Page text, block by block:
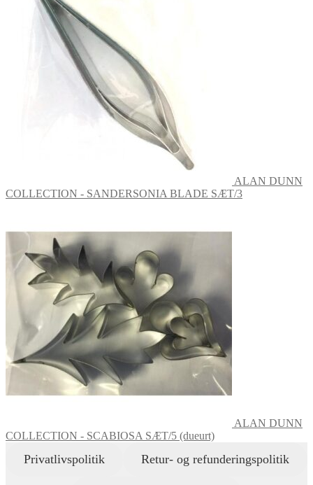
ALAN DUNN
COLLECTION - SANDERSONIA BLADE SÆT/3
ALAN DUNN
COLLECTION - SCABIOSA SÆT/5 (dueurt)
Privatlivspolitik Retur- og refunderingspolitik